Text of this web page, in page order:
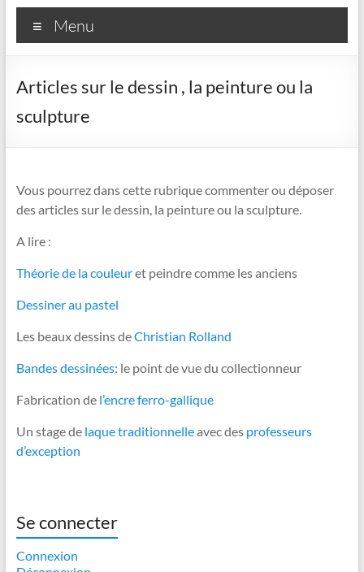
Menu
Articles sur le dessin , la peinture ou la
sculpture
Vous pourrez dans cette rubrique commenter ou déposer
des articles sur le dessin, la peinture ou la sculpture.
A lire :
Théorie de la couleuret peindre comme les anciens
Dessiner au pastel
Les beaux dessins deChristian Rolland
Bandes dessinées: le point de vue du collectionneur
Fabrication de l’encre ferro-gallique
Un stage delaque traditionnelleavec des professeurs
d’exception
Se connecter
Connexion